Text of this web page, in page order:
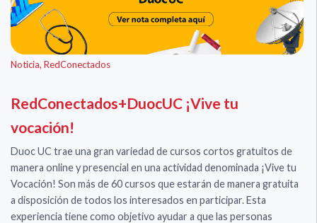
Noticia, RedConectados
RedConectados+DuocUC ¡Vive tu
vocación!
Duoc UC trae una gran variedad de cursos cortos gratuitos de
manera online y presencial en una actividad denominada ¡Vive tu
Vocación! Son más de 60 cursos que estarán de manera gratuita
a disposición de todos los interesados en participar. Esta
experiencia tiene como objetivo ayudar a que las personas